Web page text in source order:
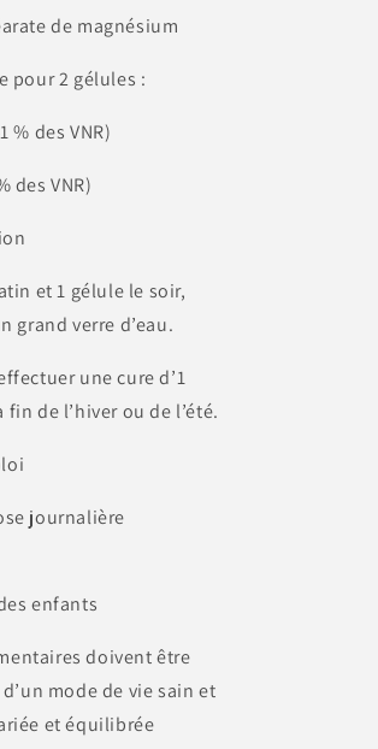
de magnésium
pour 2 gélules :
% des VNR)
des VNR)
et 1 gélule le soir,
grand verre d’eau.
une cure d’1
de l’hiver ou de l’été.
journalière
enfants
doivent être
mode de vie sain et
et équilibrée